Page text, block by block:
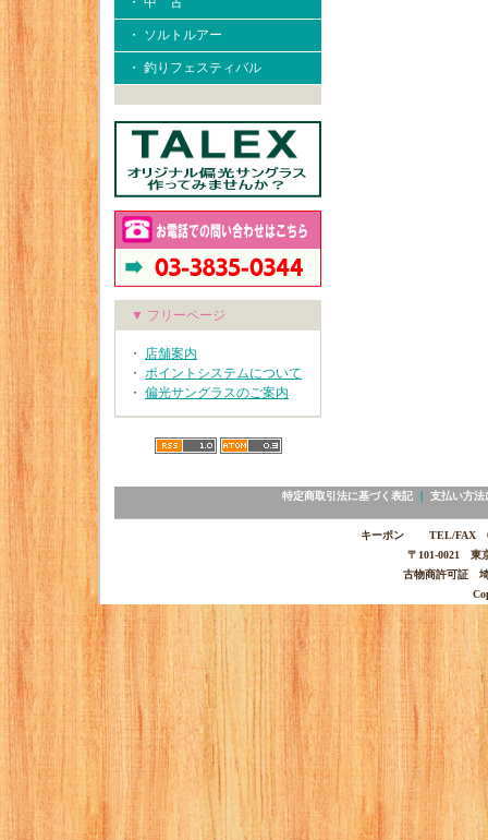
・ ソルトルアー
・ 釣りフェスティバル
▼ フリーページ
・ 店舗案内
・ ポイントシステムについて
・ 偏光サングラスのご案内
特定商取引法に基づく表記｜ 支払い方法
キーポン TEL/FAX
〒101-0021 東
古物商許可証